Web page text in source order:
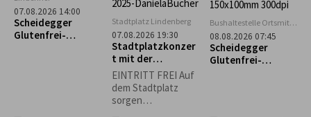
möglich.
07.08.2026 14:00
Scheidegger
Glutenfrei-
Stadtplatz Lindenberg
07.08.2026 19:30
Stadtplatzkonzer
t mit der
Musikkapelle
Opfenbach
EINTRITT FREI Auf
dem Stadtplatz
sorgen
Bushaltestelle Ortsmitte
Scheidegg
08.08.2026 07:45
Scheidegger
Glutenfrei-